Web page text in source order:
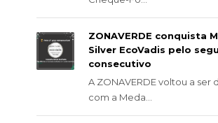
ZONAVERDE conquista
Silver EcoVadis pelo
consecutivo
A ZONAVERDE voltou a ser
com a Meda...